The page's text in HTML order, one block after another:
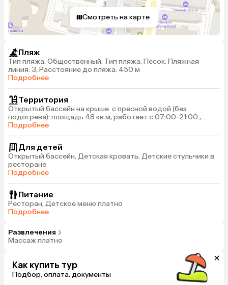
Смотреть на карте
Пляж
Тип пляжа: Общественный, Тип пляжа: Песок, Пляжная
линия: 3, Расстояние до пляжа: 450 м
Подробнее
Территория
Открытый бассейн на крыше с пресной водой (без
подогрева): площадь 48 кв.м, работает с 07:00-21:00.,
Лифт, Стойка регистрации, Wi-Fi в лобби бесплатно
Подробнее
Для детей
Открытый бассейн, Детская кровать, Детские стульчики в
ресторане
Подробнее
Питание
Ресторан, Детское меню платно
Подробнее
Развлечения
Массаж платно
Как купить тур
Подбор, оплата, документы